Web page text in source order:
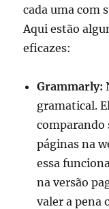
cada uma com
Aqui estão
eficazes:
Grammarly:
gramatical.
comparando
páginas na
essa
na versão
valer a pena